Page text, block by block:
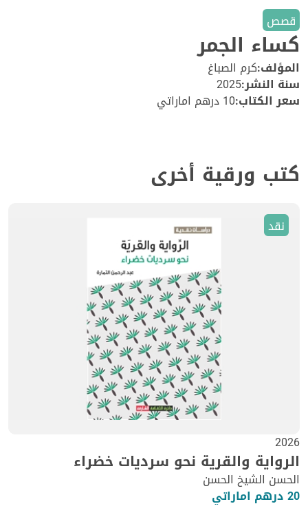
قصص
كساء الجمر
المؤلف:كرم الصباغ
سنة النشر:2025
سعر الكتاب:10 درهم اماراتي
كتب ورقية أخرى
نقد
2026
الرواية والقرية نحو سرديات خضراء
الحسن الشيخ الحسن
20 درهم اماراتي